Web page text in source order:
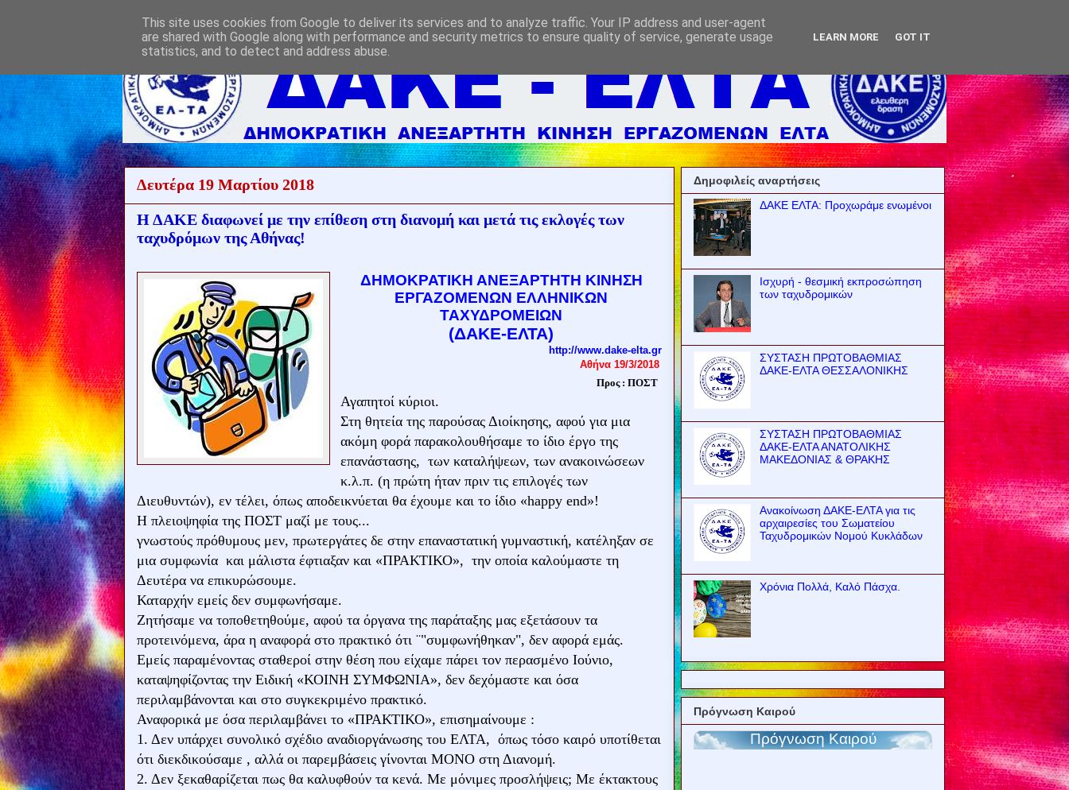
Δευτέρα 19 Μαρτίου 2018
Η ΔΑΚΕ διαφωνεί με την επίθεση στη διανομή και μετά τις εκλογές των
ταχυδρόμων της Αθήνας!
ΔΗΜΟΚΡΑΤΙΚΗ ΑΝΕΞΑΡΤΗΤΗ ΚΙΝΗΣΗ
ΕΡΓΑΖΟΜΕΝΩΝ ΕΛΛΗΝΙΚΩΝ
ΤΑΧΥΔΡΟΜΕΙΩΝ
(ΔΑΚΕ-ΕΛΤΑ)
http://www.dake-elta.gr
Αθήνα 19/3/2018
Προς : ΠΟΣΤ
Αγαπητοί κύριοι.
Στη θητεία της παρούσας Διοίκησης, αφού για μια
ακόμη φορά παρακολουθήσαμε το ίδιο έργο της
επανάστασης, των καταλήψεων, των ανακοινώσεων
κ.λ.π. (η πρώτη ήταν πριν τις επιλογές των
Διευθυντών), εν τέλει, όπως αποδεικνύεται θα έχουμε και το ίδιο «happy end»!
Η πλειοψηφία της ΠΟΣΤ μαζί με τους...
γνωστούς πρόθυμους μεν, πρωτεργάτες δε στην επαναστατική γυμναστική, κατέληξαν σε
μια συμφωνία και μάλιστα έφτιαξαν και «ΠΡΑΚΤΙΚΟ», την οποία καλούμαστε τη
Δευτέρα να επικυρώσουμε.
Καταρχήν εμείς δεν συμφωνήσαμε.
Ζητήσαμε να τοποθετηθούμε, αφού τα όργανα της παράταξης μας εξετάσουν τα
προτεινόμενα, άρα η αναφορά στο πρακτικό ότι ¨"συμφωνήθηκαν", δεν αφορά εμάς.
Εμείς παραμένοντας σταθεροί στην θέση που είχαμε πάρει τον περασμένο Ιούνιο,
καταψηφίζοντας την Ειδική «ΚΟΙΝΗ ΣΥΜΦΩΝΙΑ», δεν δεχόμαστε και όσα
περιλαμβάνονται και στο συγκεκριμένο πρακτικό.
Αναφορικά με όσα περιλαμβάνει το «ΠΡΑΚΤΙΚΟ», επισημαίνουμε :
1. Δεν υπάρχει συνολικό σχέδιο αναδιοργάνωσης του ΕΛΤΑ, όπως τόσο καιρό υποτίθεται
ότι διεκδικούσαμε , αλλά οι παρεμβάσεις γίνονται ΜΟΝΟ στη Διανομή.
2. Δεν ξεκαθαρίζεται πως θα καλυφθούν τα κενά. Με μόνιμες προσλήψεις; Με έκτακτους
Δημοφιλείς αναρτήσεις
ΔΑΚΕ ΕΛΤΑ: Προχωράμε ενωμένοι
Ισχυρή - θεσμική εκπροσώπηση
των ταχυδρομικών
ΣΥΣΤΑΣΗ ΠΡΩΤΟΒΑΘΜΙΑΣ
ΔΑΚΕ-ΕΛΤΑ ΘΕΣΣΑΛΟΝΙΚΗΣ
ΣΥΣΤΑΣΗ ΠΡΩΤΟΒΑΘΜΙΑΣ
ΔΑΚΕ-ΕΛΤΑ ΑΝΑΤΟΛΙΚΗΣ
ΜΑΚΕΔΟΝΙΑΣ & ΘΡΑΚΗΣ
Ανακοίνωση ΔΑΚΕ-ΕΛΤΑ για τις
αρχαιρεσίες του Σωματείου
Ταχυδρομικών Νομού Κυκλάδων
Χρόνια Πολλά, Καλό Πάσχα.
Πρόγνωση Καιρού
This site uses cookies from Google to deliver its services and to analyze traffic. Your IP address and user-agent
are shared with Google along with performance and security metrics to ensure quality of service, generate usage
statistics, and to detect and address abuse.
LEARN MORE GOT IT